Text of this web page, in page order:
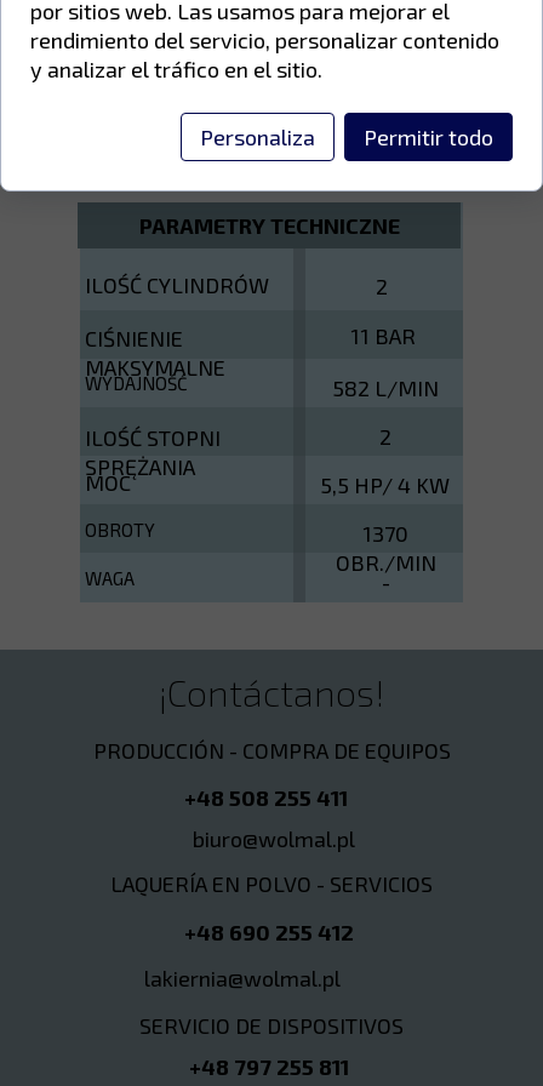
zapewniające lepsze chłodzenie
pompy;
Zawory kontaktowe ze stali
specjalnej.
-
1370
OBR./MIN
5,5 HP/ 4 KW
2
582 L/MIN
11 BAR
WAGA
OBROTY
MOC
ILOŚĆ STOPNI
SPRĘŻANIA
CIŚNIENIE
MAKSYMALNE
PARAMETRY TECHNICZNE
WYDAJNOŚĆ
2
ILOŚĆ CYLINDRÓW
PRODUCCIÓN - COMPRA DE EQUIPOS
+48 508 255 411
biuro@wolmal.pl
LAQUERÍA EN POLVO - SERVICIOS
+48 690 255 412
lakiernia@wolmal.pl
SERVICIO DE DISPOSITIVOS
+48 797 255 811
¡Contáctanos!
por sitios web. Las usamos para mejorar el
rendimiento del servicio, personalizar contenido
y analizar el tráfico en el sitio.
Personaliza Permitir todo